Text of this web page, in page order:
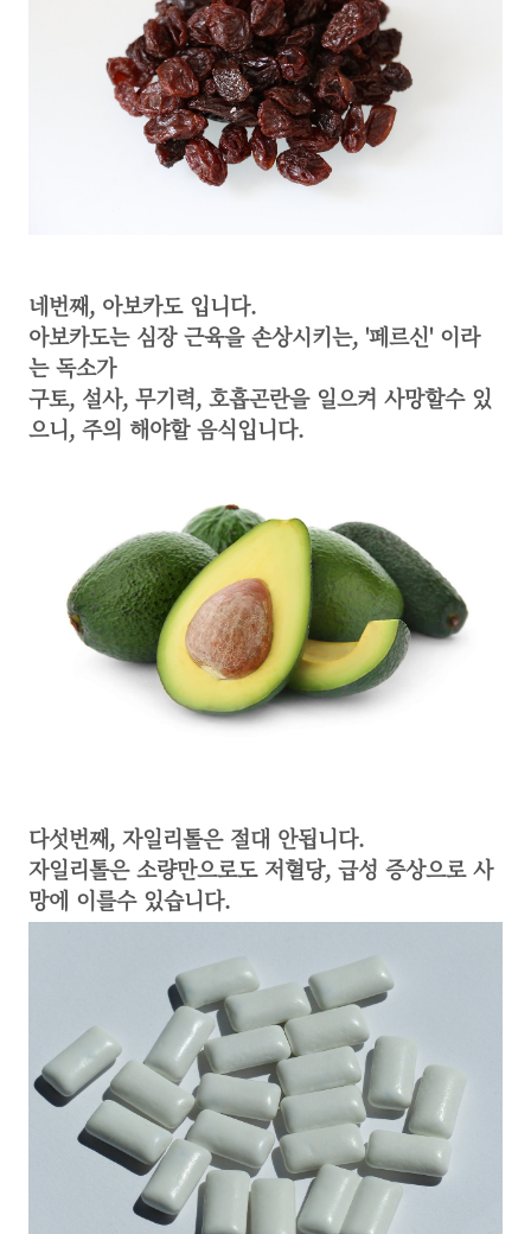
네번째, 아보카도 입니다.
아보카도는 심장 근육을 손상시키는, '페르신' 이라
는 독소가
구토, 설사, 무기력, 호흡곤란을 일으켜 사망할수 있
으니, 주의 해야할 음식입니다.
다섯번째, 자일리톨은 절대 안됩니다.
자일리톨은 소량만으로도 저혈당, 급성 증상으로 사
망에 이를수 있습니다.